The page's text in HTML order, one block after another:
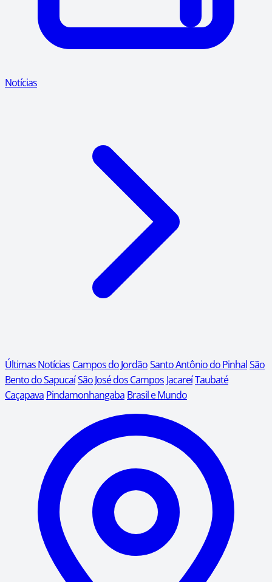
Notícias
Últimas Notícias Campos do JordãoSanto Antônio do PinhalSão
Bento do SapucaíSão José dos Campos JacareíTaubaté
Caçapava Pindamonhangaba Brasil e Mundo